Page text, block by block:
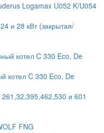
Logamax U052 K/U054
и 28 кВт (закрытая/
котел C 330 Eco, De
и 601